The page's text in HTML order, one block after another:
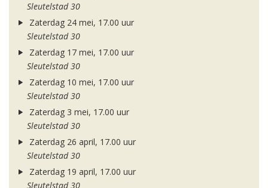
Sleutelstad 30
Zaterdag 24 mei, 17.00 uur
Sleutelstad 30
Zaterdag 17 mei, 17.00 uur
Sleutelstad 30
Zaterdag 10 mei, 17.00 uur
Sleutelstad 30
Zaterdag 3 mei, 17.00 uur
Sleutelstad 30
Zaterdag 26 april, 17.00 uur
Sleutelstad 30
Zaterdag 19 april, 17.00 uur
Sleutelstad 30